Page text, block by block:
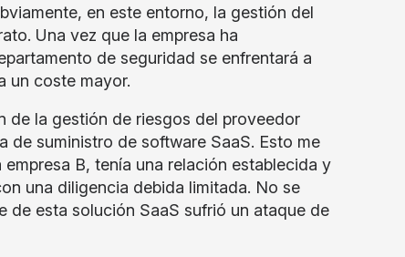
en este entorno, la gestión del
Una vez que la empresa ha
de seguridad se enfrentará a
un coste mayor.
de la gestión de riesgos del proveedor
de suministro de software SaaS. Esto me
B, tenía una relación establecida y
una diligencia debida limitada. No se
esta solución SaaS sufrió un ataque de